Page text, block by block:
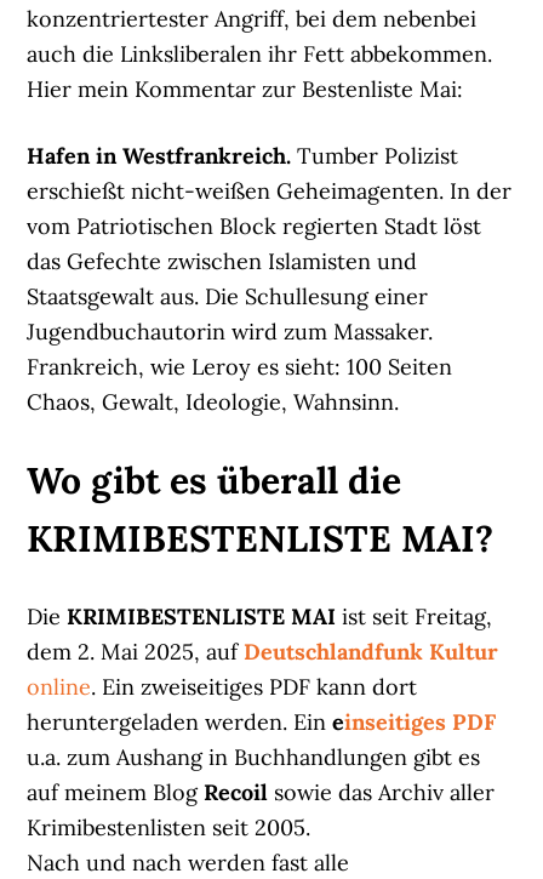
konzentriertester Angriff, bei dem nebenbei
auch die Linksliberalen ihr Fett abbekommen.
Hier mein Kommentar zur Bestenliste Mai:
Hafen in Westfrankreich.Tumber Polizist
erschießt nicht-weißen Geheimagenten. In der
vom Patriotischen Block regierten Stadt löst
das Gefechte zwischen Islamisten und
Staatsgewalt aus. Die Schullesung einer
Jugendbuchautorin wird zum Massaker.
Frankreich, wie Leroy es sieht: 100 Seiten
Chaos, Gewalt, Ideologie, Wahnsinn.
Wo gibt es überall die
KRIMIBESTENLISTE MAI?
DieKRIMIBESTENLISTE MAI ist seit Freitag,
dem 2. Mai 2025, auf Deutschlandfunk Kultur
online. Ein zweiseitiges PDF kann dort
heruntergeladen werden. Eineinseitiges PDF
u.a. zum Aushang in Buchhandlungen gibt es
auf meinem BlogRecoil sowie das Archiv aller
Krimibestenlisten seit 2005.
Nach und nach werden fast alle